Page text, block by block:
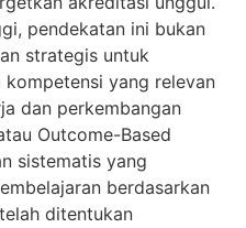
pendekatan ini bukan
strategis untuk
yang relevan
dan perkembangan
Outcome-Based
sistematis yang
berdasarkan
ditentukan